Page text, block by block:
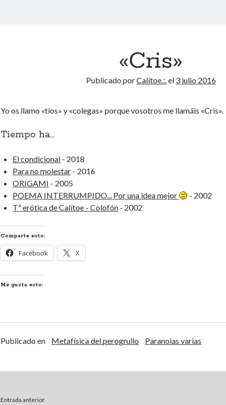
«Cris»
Publicado porCalítoe.:.el 3 julio 2016
Yo os llamo «tíos» y «colegas» porque vosotros me llamáis «Cris».
Tiempo ha...
El condicional - 2018
Para no molestar - 2016
ORIGAMI - 2005
POEMA INTERRUMPIDO... Por una idea mejor
- 2002
Tª erótica de Calítoe - Colofón - 2002
Comparte esto:
Facebook X
Me gusta esto:
Publicado en Metafísica del perogrullo Paranoias varias
Entrada anterior